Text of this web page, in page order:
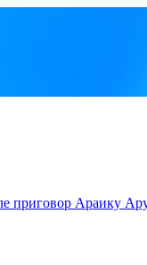
приговор Араику